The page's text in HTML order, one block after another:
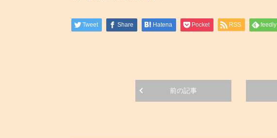
Tweet Share Hatena Pocket RSS feedly
前の記事